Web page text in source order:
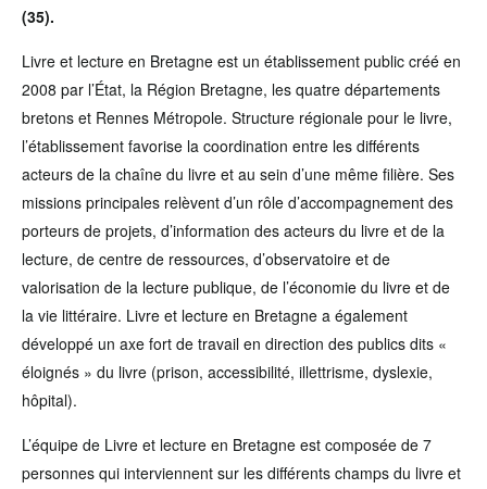
(35).
Livre et lecture en Bretagne est un établissement public créé en
2008 par l’État, la Région Bretagne, les quatre départements
bretons et Rennes Métropole. Structure régionale pour le livre,
l’établissement favorise la coordination entre les différents
acteurs de la chaîne du livre et au sein d’une même filière. Ses
missions principales relèvent d’un rôle d’accompagnement des
porteurs de projets, d’information des acteurs du livre et de la
lecture, de centre de ressources, d’observatoire et de
valorisation de la lecture publique, de l’économie du livre et de
la vie littéraire. Livre et lecture en Bretagne a également
développé un axe fort de travail en direction des publics dits «
éloignés » du livre (prison, accessibilité, illettrisme, dyslexie,
hôpital).
L’équipe de Livre et lecture en Bretagne est composée de 7
personnes qui interviennent sur les différents champs du livre et